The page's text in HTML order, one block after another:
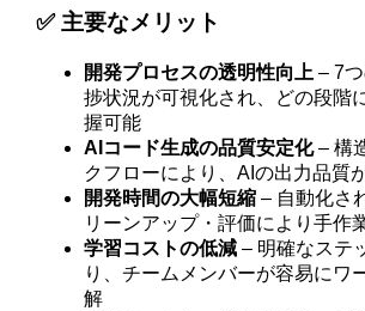
✅ 主要なメリット
開発プロセスの透明性向上 – 7
捗状況が可視化され、どの段階
握可能
AIコード生成の品質安定化– 構
クフローにより、AIの出力品質
開発時間の大幅短縮 – 自動化さ
リーンアップ・評価により手作
学習コストの低減 – 明確なステ
り、チームメンバーが容易にワ
解